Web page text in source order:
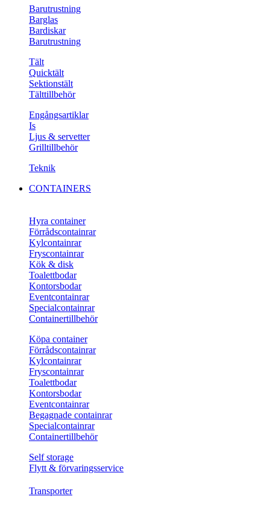
Barutrustning
Barglas
Bardiskar
Barutrustning
Tält
Quicktält
Sektionstält
Tälttillbehör
Engångsartiklar
Is
Ljus & servetter
Grilltillbehör
Teknik
CONTAINERS
Hyra container
Förrådscontainrar
Kylcontainrar
Fryscontainrar
Kök & disk
Toalettbodar
Kontorsbodar
Eventcontainrar
Specialcontainrar
Containertillbehör
Köpa container
Förrådscontainrar
Kylcontainrar
Fryscontainrar
Toalettbodar
Kontorsbodar
Eventcontainrar
Begagnade containrar
Specialcontainrar
Containertillbehör
Self storage
Flytt & förvaringsservice
Transporter